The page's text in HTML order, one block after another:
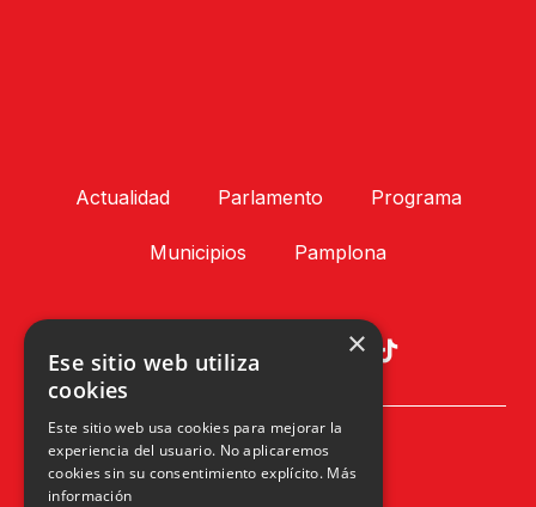
Actualidad Parlamento Programa
Municipios Pamplona
Plaza Príncipe de Viana, 1, 4º
31002 Pamplona, Navarra
×
Ese sitio web utiliza
cookies
Este sitio web usa cookies para mejorar la
experiencia del usuario. No aplicaremos
cookies sin su consentimiento explícito. Más
información